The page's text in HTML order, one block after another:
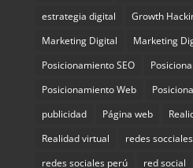
estrategia digital
Growth
Marketing Digital
Marketing
Posicionamiento SEO
Posicionamiento Web
publicidad
Página web
Realidad virtual
redes socciales
redes sociales perú
red social